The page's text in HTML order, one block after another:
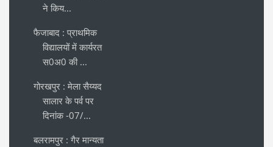
ने किय...
फैजाबाद : प्राथमिक
विद्यालयों में कार्यरत
स0अ0 की ...
गोरखपुर : मेला सैय्यद
सालार के पर्व पर
दिनांक -07/...
बलरामपुर : गैर मान्यता